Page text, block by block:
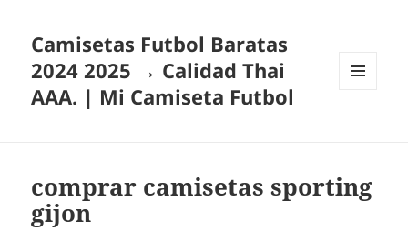
Camisetas Futbol Baratas
2024 2025 → Calidad Thai
AAA. | Mi Camiseta Futbol
comprar camisetas sporting
gijon